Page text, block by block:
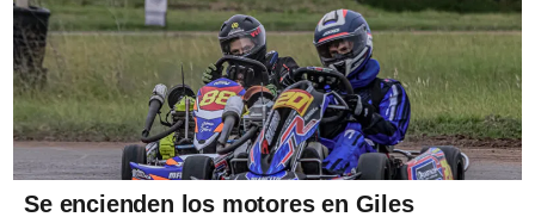
Se encienden los motores en Giles